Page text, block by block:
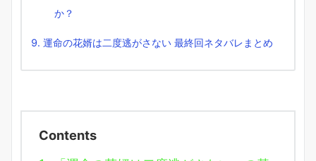
か？
運命の花婿は二度逃がさない 最終回ネタバレまとめ
Contents